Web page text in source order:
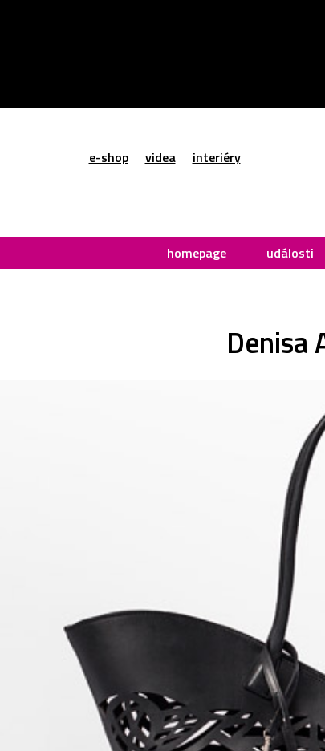
e-shop videa interiéry
homepage události
Denisa